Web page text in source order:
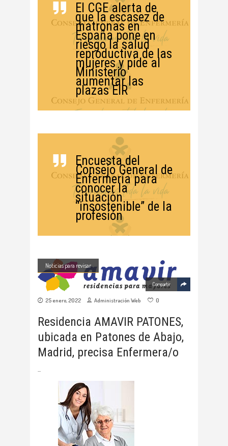
El CGE alerta de
que la escasez de
matronas en
España pone en
riesgo la salud
reproductiva de las
mujeres y pide al
Ministerio
aumentar las
plazas EIR
Encuesta del
Consejo General de
Enfermería para
conocer la
situación
“insostenible” de la
profesión
Noticias para revisar
Compartir
25 enero, 2022 Administración Web 0
Residencia AMAVIR PATONES,
ubicada en Patones de Abajo,
Madrid, precisa Enfermera/o